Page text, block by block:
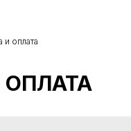
и оплата